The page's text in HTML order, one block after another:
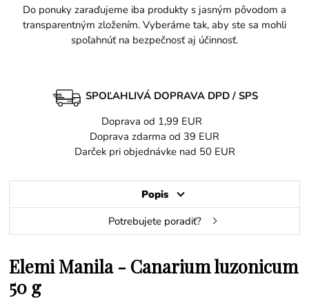
Do ponuky zaraďujeme iba produkty s jasným pôvodom a
transparentným zložením. Vyberáme tak, aby ste sa mohli
spoľahnúť na bezpečnosť aj účinnosť.
SPOĽAHLIVÁ DOPRAVA DPD / SPS
Doprava od 1,99 EUR
Doprava zdarma od 39 EUR
Darček pri objednávke nad 50 EUR
Popis
Potrebujete poradiť?
Elemi Manila - Canarium luzonicum
50 g